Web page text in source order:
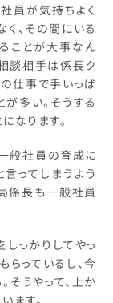
員が気持ちよく
、その間にいる
ことが大事なん
談相手は係長ク
仕事で手いっぱ
多い。そうする
なります。
般社員の育成に
言ってしまうよう
係長も一般社員
っかりしてやっ
らっているし、今
そうやって、上か
ます。